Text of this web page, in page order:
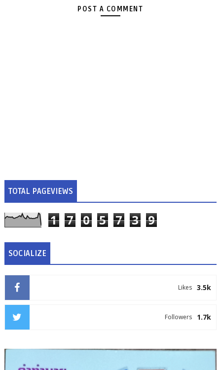
POST A COMMENT
TOTAL PAGEVIEWS
1 7 0 5 7 3 9
SOCIALIZE
3.5k
Likes
1.7k
Followers